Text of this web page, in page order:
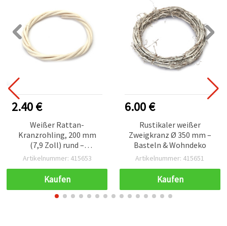
2.40 €
Weißer Rattan-
Kranzrohling, 200 mm
(7,9 Zoll) rund –
natürlicher Rattanring
Haustür, Hochzeit und
saisonale Blumendeko
Artikelnummer: 415653
Kaufen
6.00 €
Rustikaler weißer
Zweigkranz Ø 350 mm –
Basteln & Wohndeko
Artikelnummer: 415651
Kaufen